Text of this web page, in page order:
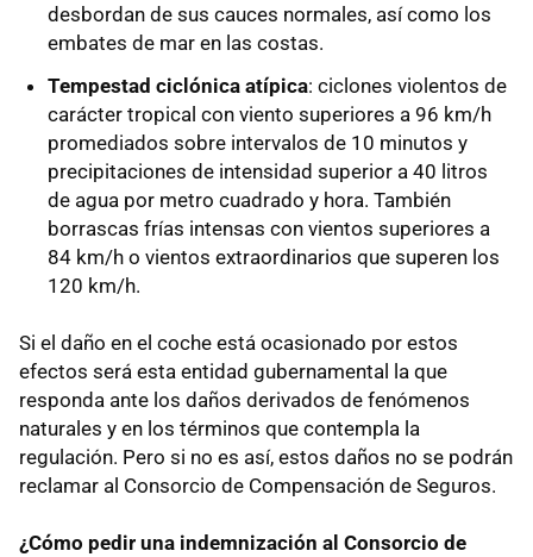
desbordan de sus cauces normales, así como los
embates de mar en las costas.
Tempestad ciclónica atípica: ciclones violentos de
carácter tropical con viento superiores a 96 km/h
promediados sobre intervalos de 10 minutos y
precipitaciones de intensidad superior a 40 litros
de agua por metro cuadrado y hora. También
borrascas frías intensas con vientos superiores a
84 km/h o vientos extraordinarios que superen los
120 km/h.
Si el daño en el coche está ocasionado por estos
efectos será esta entidad gubernamental la que
responda ante los daños derivados de fenómenos
naturales y en los términos que contempla la
regulación. Pero si no es así, estos daños no se podrán
reclamar al Consorcio de Compensación de Seguros.
¿Cómo pedir una indemnización al Consorcio de